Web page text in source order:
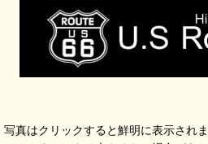
写真はクリックすると鮮明に表示され